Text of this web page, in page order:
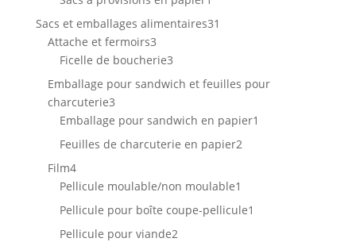
produit
Sacs et emballages alimentaires31
Attache et fermoirs33
produits
Ficelle de boucherie33
produits
Emballage pour sandwich et feuilles pour
charcuterie33
produits
Emballage pour sandwich en papier1
Feuilles de charcuterie en papier22
Film44
produits
Pellicule moulable/non moulable1
produit
Pellicule pour boîte coupe-pellicule1
Pellicule pour viande22